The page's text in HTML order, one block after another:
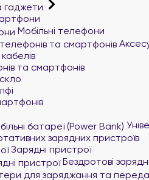
Мобільні телефони
та смартфонів
зарядних пристроїв
Зарядні пристрої
Бездротові